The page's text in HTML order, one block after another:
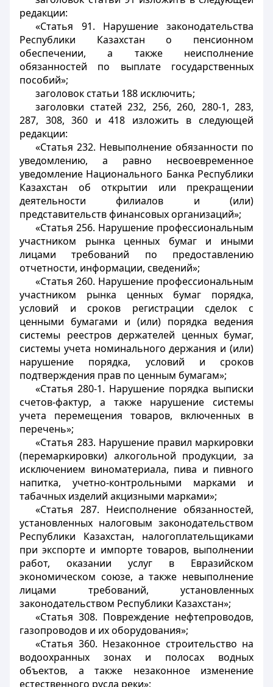
редакции:
«Статья 91. Нарушение законодательства
Республики Казахстан о пенсионном
обеспечении, а также неисполнение
обязанностей по выплате государственных
пособий»;
заголовок статьи 188 исключить;
заголовки статей 232, 256, 260, 280-1, 283,
287, 308, 360 и 418 изложить в следующей
редакции:
«Статья 232. Невыполнение обязанности по
уведомлению, а равно несвоевременное
уведомление Национального Банка Республики
Казахстан об открытии или прекращении
деятельности филиалов и (или)
представительств финансовых организаций»;
«Статья 256. Нарушение профессиональным
участником рынка ценных бумаг и иными
лицами требований по предоставлению
отчетности, информации, сведений»;
«Статья 260. Нарушение профессиональным
участником рынка ценных бумаг порядка,
условий и сроков регистрации сделок с
ценными бумагами и (или) порядка ведения
системы реестров держателей ценных бумаг,
системы учета номинального держания и (или)
нарушение порядка, условий и сроков
подтверждения прав по ценным бумагам»;
«Статья 280-1. Нарушение порядка выписки
счетов-фактур, а также нарушение системы
учета перемещения товаров, включенных в
перечень»;
«Статья 283. Нарушение правил маркировки
(перемаркировки) алкогольной продукции, за
исключением виноматериала, пива и пивного
напитка, учетно-контрольными марками и
табачных изделий акцизными марками»;
«Статья 287. Неисполнение обязанностей,
установленных налоговым законодательством
Республики Казахстан, налогоплательщиками
при экспорте и импорте товаров, выполнении
работ, оказании услуг в Евразийском
экономическом союзе, а также невыполнение
лицами требований, установленных
законодательством Республики Казахстан»;
«Статья 308. Повреждение нефтепроводов,
газопроводов и их оборудования»;
«Статья 360. Незаконное строительство на
водоохранных зонах и полосах водных
объектов, а также незаконное изменение
естественного русла реки»;